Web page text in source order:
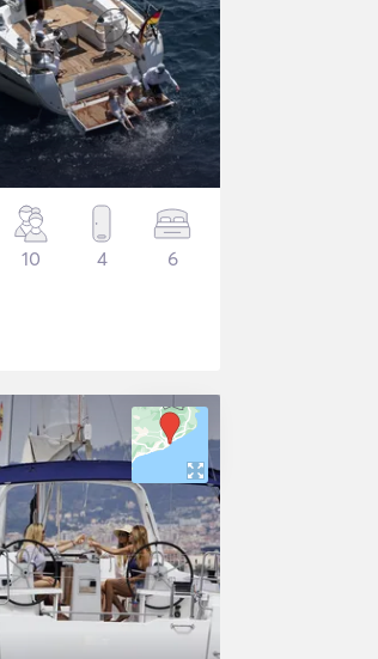
10 4 6